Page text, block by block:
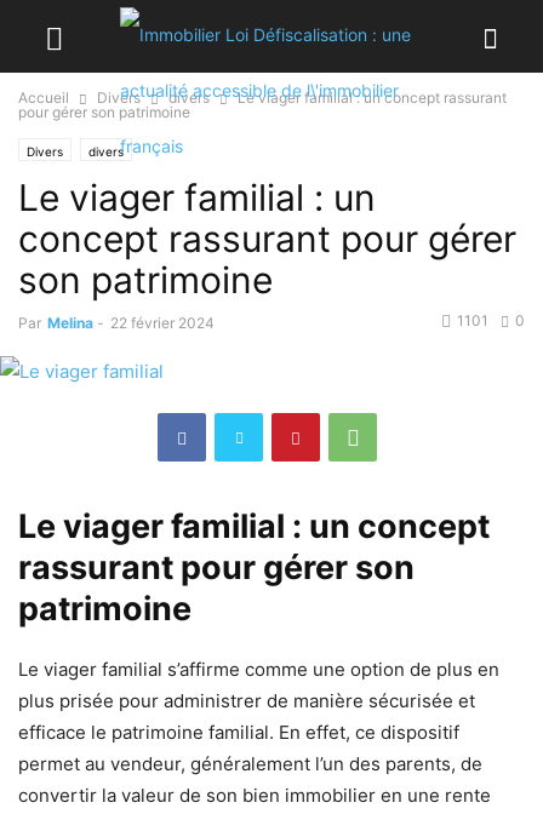
Accueil Divers divers
Le viager familial : un concept rassurant
pour gérer son patrimoine
Divers divers
Le viager familial : un
concept rassurant pour gérer
son patrimoine
Par Melina - 22 février 2024 0
1101
Le viager familial : un concept
rassurant pour gérer son
patrimoine
Le viager familial s’affirme comme une option de plus en
plus prisée pour administrer de manière sécurisée et
efficace le patrimoine familial. En effet, ce dispositif
permet au vendeur, généralement l’un des parents, de
convertir la valeur de son bien immobilier en une rente